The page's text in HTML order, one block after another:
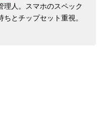
理人。スマホのスペック
ちとチップセット重視。